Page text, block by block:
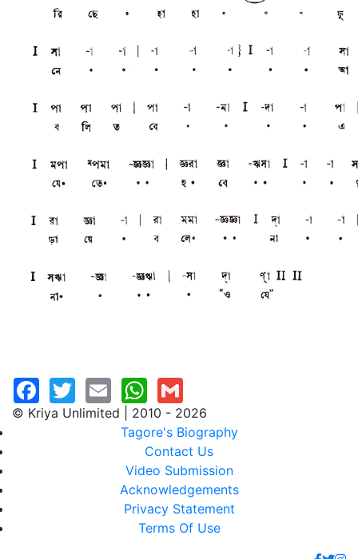
© Kriya Unlimited | 2010 - 2026
Tagore's Biography
Contact Us
Video Submission
Acknowledgements
Privacy Statement
Terms Of Use